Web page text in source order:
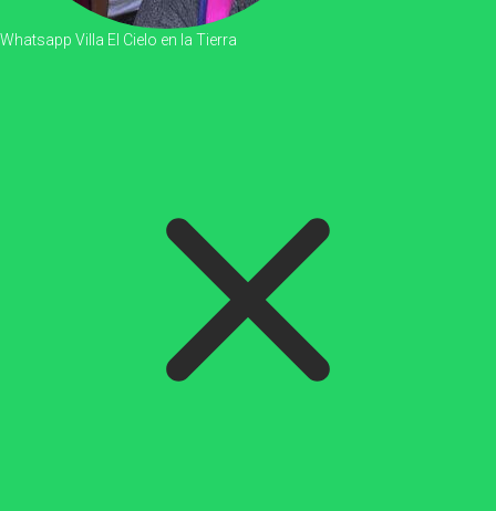
Whatsapp Villa El Cielo en la Tierra